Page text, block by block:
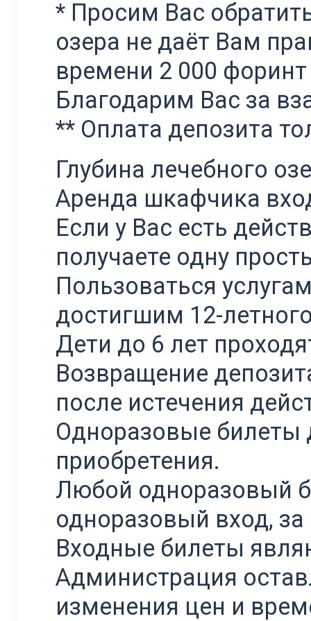
* Просим Вас
озера не даёт Вам
времени 2 000
Благодарим Вас за
** Оплата депозита
Глубина лечебного
Аренда шкафчика
Если у Вас есть
получаете одну
Пользоваться
достигшим 12-
Дети до 6 лет
Возвращение
после истечения
Одноразовые билеты
приобретения.
Любой одноразовый
одноразовый вход,
Входные билеты
Администрация
изменения цен и